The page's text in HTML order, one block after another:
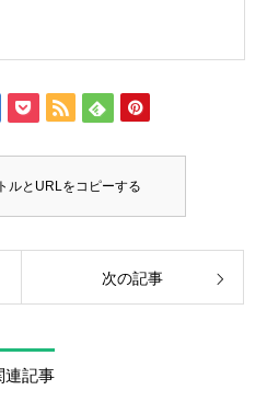
ルとURLをコピーする
次の記事
連記事